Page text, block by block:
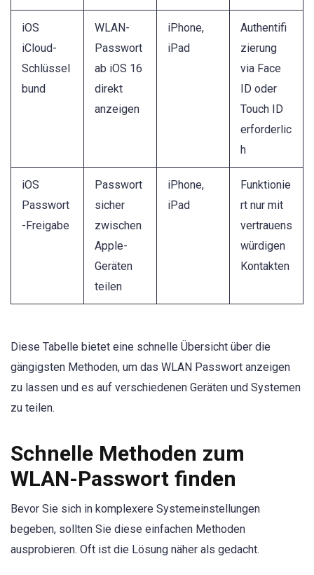
iOS
iCloud-
Schlüssel
bund
WLAN-
Passwort
ab iOS 16
direkt
anzeigen
iPhone,
iPad
Authentifi
zierung
via Face
ID oder
Touch ID
erforderlic
h
iOS
Passwort
-Freigabe
Passwort
sicher
zwischen
Apple-
Geräten
teilen
iPhone,
iPad
Funktionie
rt nur mit
vertrauens
würdigen
Kontakten
Diese Tabelle bietet eine schnelle Übersicht über die
gängigsten Methoden, um das WLAN Passwort anzeigen
zu lassen und es auf verschiedenen Geräten und Systemen
zu teilen.
Schnelle Methoden zum
WLAN-Passwort finden
Bevor Sie sich in komplexere Systemeinstellungen
begeben, sollten Sie diese einfachen Methoden
ausprobieren. Oft ist die Lösung näher als gedacht.